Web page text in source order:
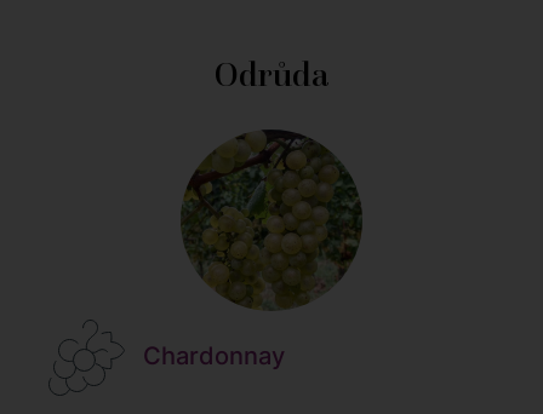
Odrůda
Chardonnay